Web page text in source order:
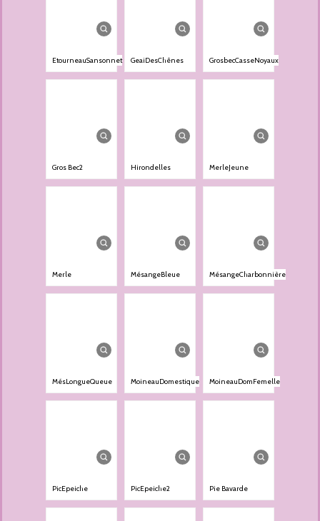
EtourneauSansonnet GeaiDesChênes GrosbecCasseNoyaux
Gros Bec2 Hirondelles MerleJeune
Merle MésangeBleue MésangeCharbonnière
MésLongueQueue MoineauDomestique MoineauDomFemelle
PicEpeiche PicEpeiche2 Pie Bavarde